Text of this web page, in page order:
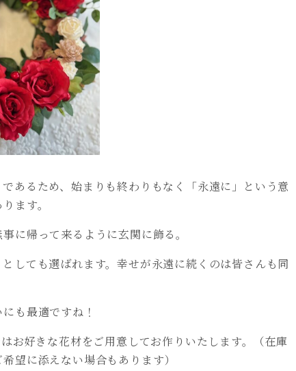
あるため、始まりも終わりもなく「永遠に」という意
ます。
に帰って来るように玄関に飾る。
しても選ばれます。幸せが永遠に続くのは皆さんも同
も最適ですね！
お好きな花材をご用意してお作りいたします。（在庫
望に添えない場合もあります）